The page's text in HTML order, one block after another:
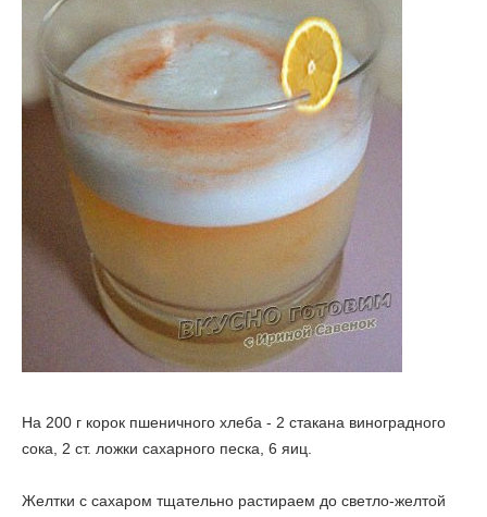
На 200 г корок пшеничного хлеба - 2 стакана виноградного
сока, 2 ст. ложки сахарного песка, 6 яиц.
Желтки с сахаром тщательно растираем до светло-желтой